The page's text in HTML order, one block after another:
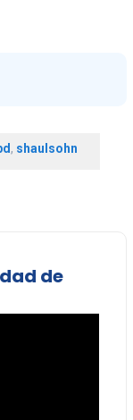
, shaulsohn
de